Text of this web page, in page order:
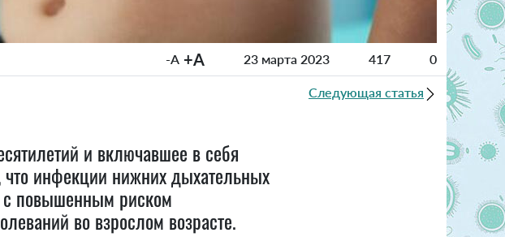
-A +A 23 марта 2023 417 0
Следующая статья
и включавшее в себя
что инфекции нижних дыхательных
с повышенным риском
во взрослом возрасте.